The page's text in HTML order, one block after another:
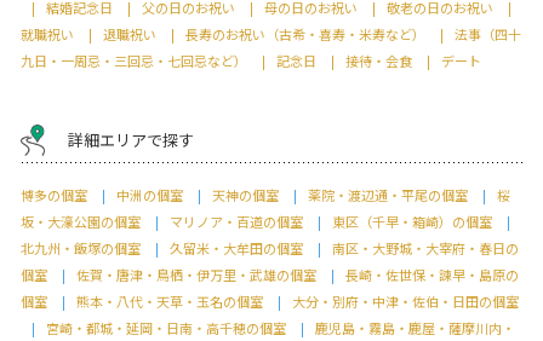
結婚記念日
父の日のお祝い 母の日のお祝い
敬老の日のお祝い
就職祝い
退職祝い 長寿のお祝い（古希・喜寿・米寿など）
法事（四十
九日・一周忌・三回忌・七回忌など）
記念日 接待・会食 デート
詳細エリアで探す
博多の個室 中洲の個室 天神の個室 薬院・渡辺通・平尾の個室
桜
坂・大濠公園の個室
マリノア・百道の個室
東区（千早・箱崎）の個室
北九州・飯塚の個室
久留米・大牟田の個室
南区・大野城・大宰府・春日の
個室
佐賀・唐津・鳥栖・伊万里・武雄の個室
長崎・佐世保・諫早・島原の
個室
熊本・八代・天草・玉名の個室
大分・別府・中津・佐伯・日田の個室
宮崎・都城・延岡・日南・高千穂の個室
鹿児島・霧島・鹿屋・薩摩川内・